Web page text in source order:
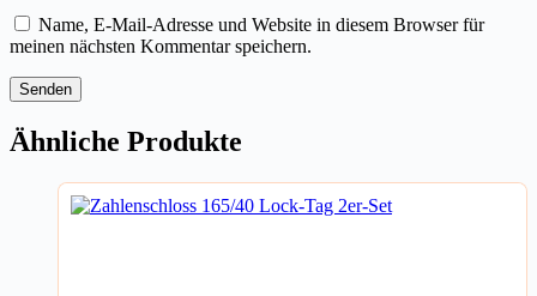
Name, E-Mail-Adresse und Website in diesem Browser für
meinen nächsten Kommentar speichern.
Senden
Ähnliche Produkte